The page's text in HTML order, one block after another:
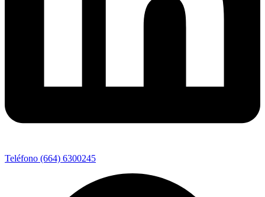
Teléfono (664) 6300245